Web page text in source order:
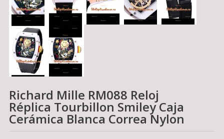
Richard Mille RM088 Reloj
Réplica Tourbillon Smiley Caja
Cerámica Blanca Correa Nylon